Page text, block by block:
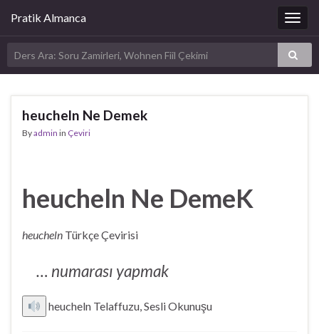
Pratik Almanca
heucheln Ne Demek
Byadmin in Çeviri
heucheln Ne DemeK
heucheln Türkçe Çevirisi
… numarası yapmak
heucheln Telaffuzu, Sesli Okunuşu